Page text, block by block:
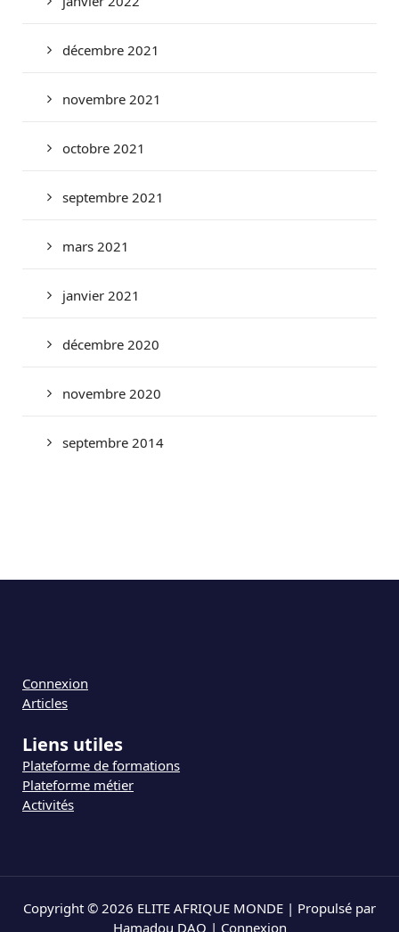
décembre 2021
novembre 2021
octobre 2021
septembre 2021
mars 2021
janvier 2021
décembre 2020
novembre 2020
septembre 2014
Connexion
Articles
Liens utiles
Plateforme de formations
Plateforme métier
Activités
Copyright © 2026 ELITE AFRIQUE MONDE | Propulsé par
Hamadou DAO | Connexion